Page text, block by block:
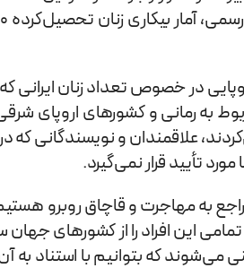
به رمانی و کشورهای اروپای
علاقمندان و
تأیید قرار نمی‌گیرد.
نیاز دارد و قصد دارد تمامی این افراد
که بتوانیم با استناد به